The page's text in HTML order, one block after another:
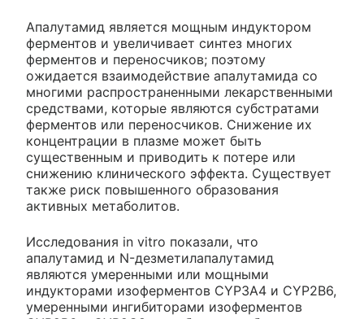
Апалутамид является мощным индуктором
ферментов и увеличивает синтез многих
ферментов и переносчиков; поэтому
ожидается взаимодействие апалутамида со
многими распространенными лекарственными
средствами, которые являются субстратами
ферментов или переносчиков. Снижение их
концентрации в плазме может быть
существенным и приводить к потере или
снижению клинического эффекта. Существует
также риск повышенного образования
активных метаболитов.
Исследования in vitro показали, что
апалутамид и N-дезметилапалутамид
являются умеренными или мощными
индукторами изоферментов CYP3A4 и CYP2B6,
умеренными ингибиторами изоферментов